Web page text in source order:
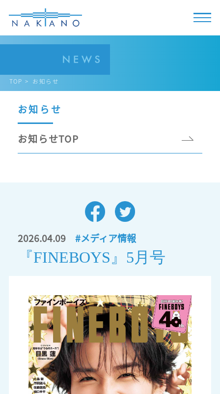
TOP お知らせ
お知らせ
お知らせTOP
2026.04.09 #メディア情報
『FINEBOYS』5月号